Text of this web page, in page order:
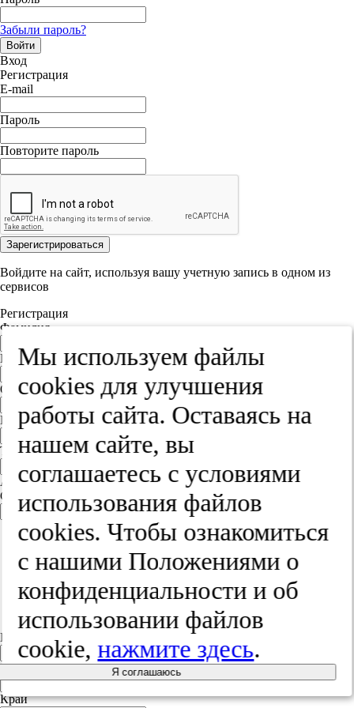
Забыли пароль?
Войти
Вход
Регистрация
E-mail
Пароль
Повторите пароль
Зарегистрироваться
Войдите на сайт, используя вашу учетную запись в одном из
сервисов
Регистрация
Фамилия
Имя
Отчество
E-mail
Телефон
Адрес
Страна
Россия
Россия
Украина
Польша
Литва
Индекс
Город
Край
Мы используем файлы
cооkies для улучшения
работы сайта. Оставаясь на
нашем сайте, вы
соглашаетесь с условиями
использования файлов
cооkies. Чтобы ознакомиться
с нашими Положениями о
конфиденциальности и об
использовании файлов
cookie,нажмите здесь.
Я соглашаюсь